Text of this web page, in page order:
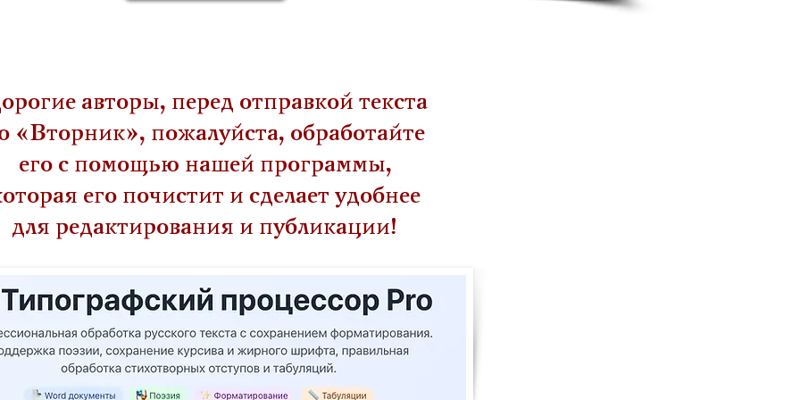
авторы, перед отправкой текста
«Вторник», пожалуйста, обработайте
его с помощью нашей программы,
его почистит и сделает удобнее
для редактирования и публикации!